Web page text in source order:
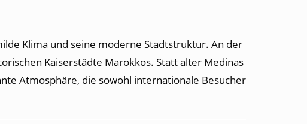
Klima und seine moderne Stadtstruktur. An der
Kaiserstädte Marokkos. Statt alter Medinas
Atmosphäre, die sowohl internationale Besucher